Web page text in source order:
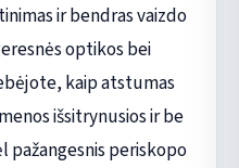
ir bendras vaizdo
optikos bei
kaip atstumas
išsitrynusios ir be
periskopo